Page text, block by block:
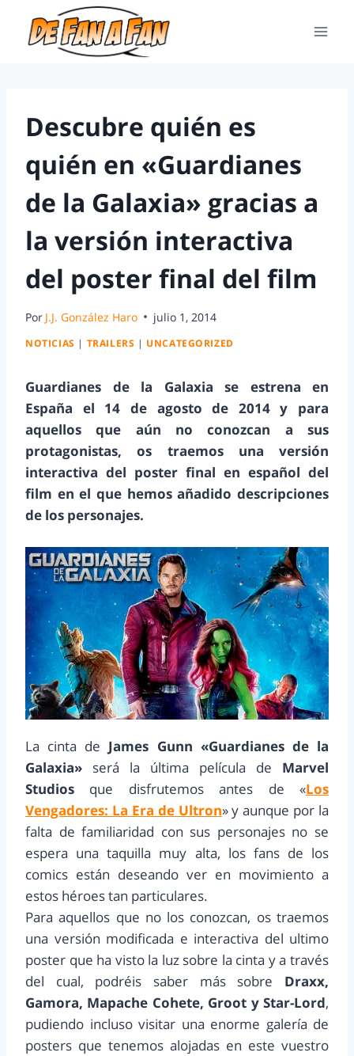
Descubre quién es
quién en «Guardianes
de la Galaxia» gracias a
la versión interactiva
del poster final del film
Por J.J. González Haro julio 1, 2014
NOTICIAS | TRAILERS | UNCATEGORIZED
Guardianes de la Galaxia se estrena en
España el 14 de agosto de 2014 y para
aquellos que aún no conozcan a sus
protagonistas, os traemos una versión
interactiva del poster final en español del
film en el que hemos añadido descripciones
de los personajes.
La cinta de James Gunn «Guardianes de la
Galaxia» será la última película de Marvel
Studios que disfrutemos antes de «Los
Vengadores: La Era de Ultron» y aunque por la
falta de familiaridad con sus personajes no se
espera una taquilla muy alta, los fans de los
comics están deseando ver en movimiento a
estos héroes tan particulares.
Para aquellos que no los conozcan, os traemos
una versión modificada e interactiva del ultimo
poster que ha visto la luz sobre la cinta y a través
del cual, podréis saber más sobre Draxx,
Gamora, Mapache Cohete, Groot y Star-Lord,
pudiendo incluso visitar una enorme galería de
posters que tenemos alojadas en este vuestro